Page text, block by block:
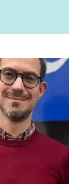
la pédagogie
Le matériel
Réseau